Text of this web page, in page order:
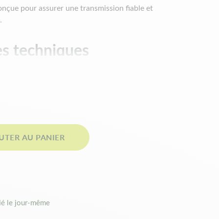
pour assurer une transmission fiable et
techniques
résistance à l’usure et aux contraintes.
AU PANIER
le jour-même